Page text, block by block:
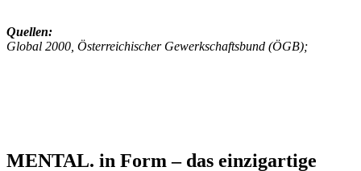
Quellen:
Global 2000, Österreichischer Gewerkschaftsbund (ÖGB);
MENTAL. in Form – das einzigartige